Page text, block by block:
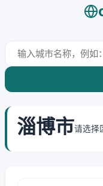
淄博市请选择